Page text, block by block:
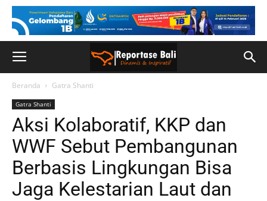
Beranda Gatra Shanti
Gatra Shanti
Aksi Kolaboratif, KKP dan
WWF Sebut Pembangunan
Berbasis Lingkungan Bisa
Jaga Kelestarian Laut dan